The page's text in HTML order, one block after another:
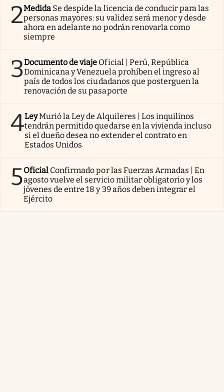
2Medida Se despide la licencia de conducir para las
personas mayores: su validez será menor y desde
ahora en adelante no podrán renovarla como
siempre
3Documento de viaje Oficial | Perú, República
Dominicana y Venezuela prohíben el ingreso al
país de todos los ciudadanos que posterguen la
renovación de su pasaporte
4LeyMurió la Ley de Alquileres | Los inquilinos
tendrán permitido quedarse en la vivienda incluso
si el dueño desea no extender el contrato en
Estados Unidos
5Oficial Confirmado por las Fuerzas Armadas | En
agosto vuelve el servicio militar obligatorio y los
jóvenes de entre 18 y 39 años deben integrar el
Ejército